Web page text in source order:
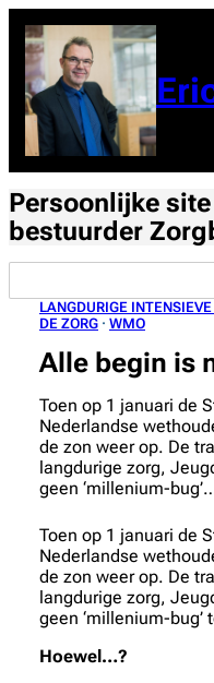
naar
de
inhoud
Persoonlijke
bestuurder
LANGDURIGE INTENSIEVE
DE ZORG · WMO
Alle begin is
Toen op 1 januari de
Nederlandse
de zon weer op. De
langdurige zorg,
geen ‘millenium-
Toen op 1 januari de
Nederlandse
de zon weer op. De
langdurige zorg,
geen ‘millenium-
Hoewel…?